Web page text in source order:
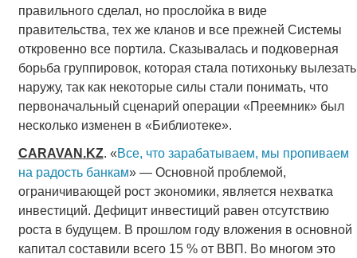
правильного сделал, но прослойка в виде
правительства, тех же кланов и все прежней Системы
откровенно все портила. Сказывалась и подковерная
борьба группировок, которая стала потихоньку вылезать
наружу, так как некоторые силы стали понимать, что
первоначальный сценарий операции «Преемник» был
несколько изменен в «Библиотеке».
CARAVAN .KZ. «Все, что зарабатываем, мы пропиваем
на радость банкам» — Основной проблемой,
ограничивающей рост экономики, является нехватка
инвестиций. Дефицит инвестиций равен отсутствию
роста в будущем. В прошлом году вложения в основной
капитал составили всего 15 % от ВВП. Во многом это